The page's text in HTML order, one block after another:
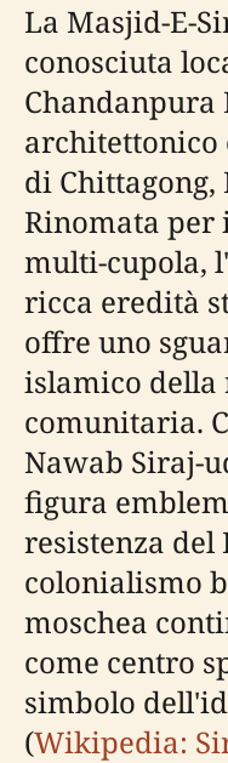
La Masjid-E-
conosciuta
Chandanpura
architettonico
di Chittagong,
Rinomata per
multi-cupola,
ricca eredità
offre uno
islamico della
comunitaria.
Nawab Siraj-
figura
resistenza del
colonialismo
moschea
come centro
simbolo
(Wikipedia: